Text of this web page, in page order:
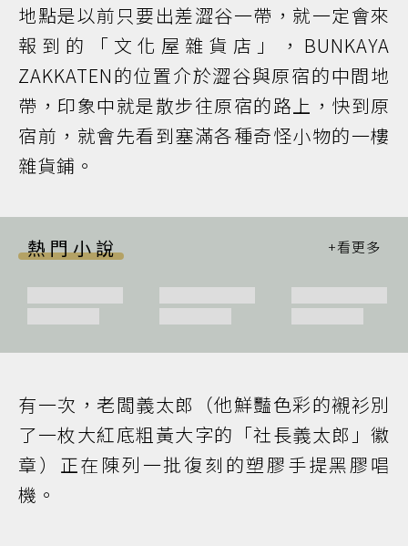
地點是以前只要出差澀谷一帶，就一定會來
報到的「文化屋雜貨店」，BUNKAYA
ZAKKATEN的位置介於澀谷與原宿的中間地
帶，印象中就是散步往原宿的路上，快到原
宿前，就會先看到塞滿各種奇怪小物的一樓
雜貨鋪。
熱門小說
有一次，老闆義太郎（他鮮豔色彩的襯衫別
了一枚大紅底粗黃大字的「社長義太郎」徽
章）正在陳列一批復刻的塑膠手提黑膠唱
機。